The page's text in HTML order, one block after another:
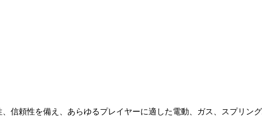
信頼性を備え、あらゆるプレイヤーに適した電動、ガス、スプリン